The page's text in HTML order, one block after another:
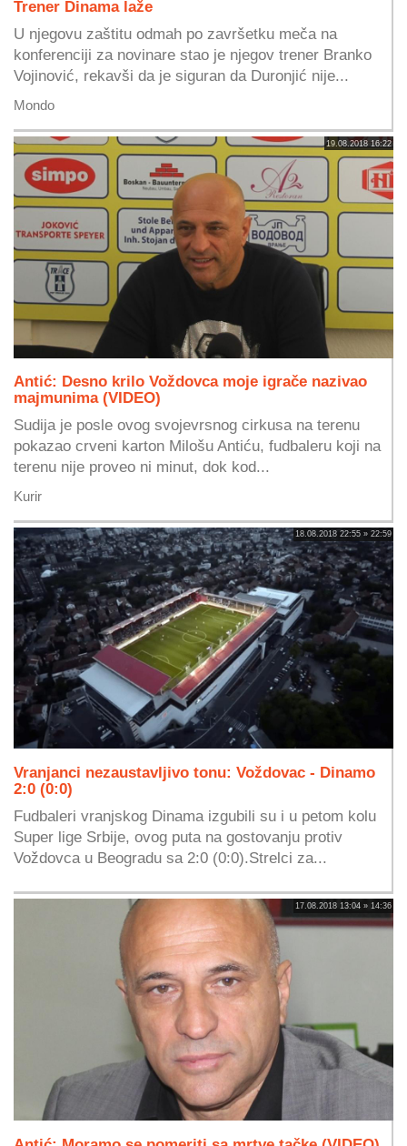
Trener Dinama laže
U njegovu zaštitu odmah po završetku meča na
konferenciji za novinare stao je njegov trener Branko
Vojinović, rekavši da je siguran da Duronjić nije...
Mondo
19.08.2018 16:22
Antić: Desno krilo Voždovca moje igrače nazivao
majmunima (VIDEO)
Sudija je posle ovog svojevrsnog cirkusa na terenu
pokazao crveni karton Milošu Antiću, fudbaleru koji na
terenu nije proveo ni minut, dok kod...
Kurir
18.08.2018 22:55 » 22:59
Vranjanci nezaustavljivo tonu: Voždovac - Dinamo
2:0 (0:0)
Fudbaleri vranjskog Dinama izgubili su i u petom kolu
Super lige Srbije, ovog puta na gostovanju protiv
Voždovca u Beogradu sa 2:0 (0:0).Strelci za...
17.08.2018 13:04 » 14:36